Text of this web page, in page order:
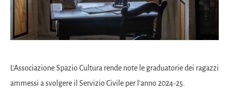
L’Associazione Spazio Cultura rende note le graduatorie dei ragazzi
ammessi a svolgere il Servizio Civile per l’anno 2024-25.